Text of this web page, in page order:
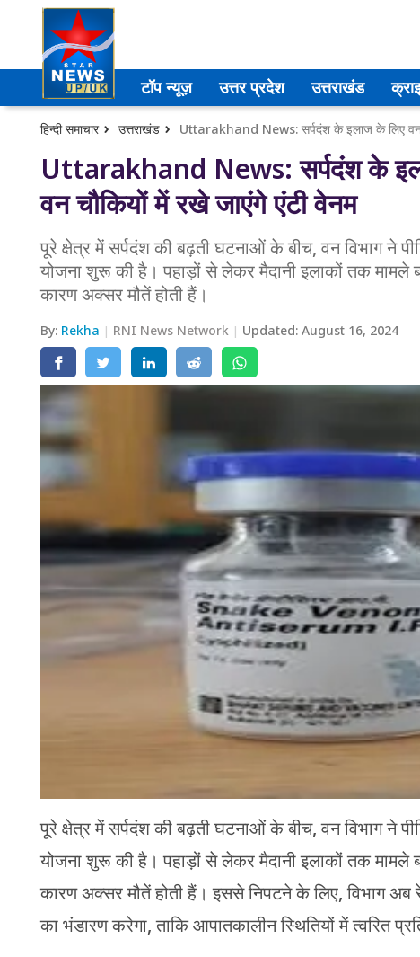
टॉप न्यूज़ उत्तर प्रदेश उत्तराखंड
हिन्दी समाचार उत्तराखंड
Uttarakhand News: सर्पदंश के
वन चौकियों में रखे जाएंगे एंटी वेनम
पूरे क्षेत्र में सर्पदंश की बढ़ती घटनाओं के बीच, वन विभाग ने
योजना शुरू की है। पहाड़ों से लेकर मैदानी इलाकों तक
कारण अक्सर मौतें होती हैं।
By: Rekha RNI News Network Updated:August 16, 2024
पूरे क्षेत्र में सर्पदंश की बढ़ती घटनाओं के बीच, वन विभाग ने
योजना शुरू की है। पहाड़ों से लेकर मैदानी इलाकों तक
कारण अक्सर मौतें होती हैं। इससे निपटने के लिए, विभाग अब
का भंडारण करेगा, ताकि आपातकालीन स्थितियों में त्वरित
उत्तर प्रदेश
अमेठी
आगरा
कानपुर
प्रयागराज
मेरठ
उत्तराखंड
अल्मोड़ा
चंपावत
चमोली
देहरादून
नैनीताल
बागेश्वर